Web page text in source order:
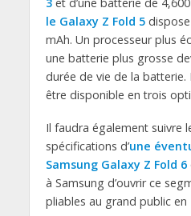
le Galaxy Z Fold 5dispose
mAh. Un processeur plus
une batterie plus grosse
durée de vie de la
être disponible en trois
Il faudra également suivre
spécifications d’une
Samsung Galaxy Z Fold 6
à Samsung d’ouvrir ce
pliables au grand public en